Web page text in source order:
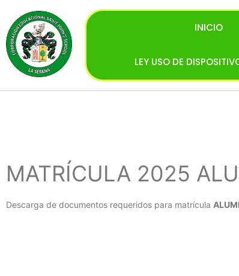
INICIO
LEY USO DE
MATRÍCULA 2025
Descarga de documentos requeridos para matrícula